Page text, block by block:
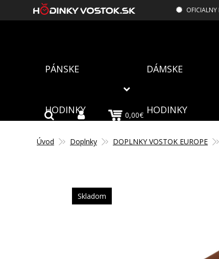
OFICIALNY
PÁNSKE
HODINKY
DÁMSKE
HODINKY
0,00€
Úvod Doplnky DOPLNKY VOSTOK EUROPE
Skladom